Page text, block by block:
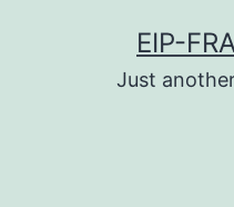
EIP-
Just